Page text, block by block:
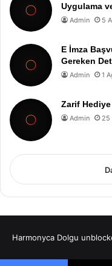
Uygulama
Admin 5
E İmza
Gereken
Admin 1
Zarif Hediye
Admin 25
Harmonyca Dolgu